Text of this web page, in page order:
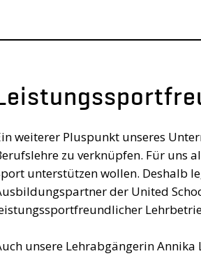
weiterer Pluspunkt unseres
zu verknüpfen. Für uns
unterstützen wollen. Deshalb
der United
unsere Lehrabgängerin